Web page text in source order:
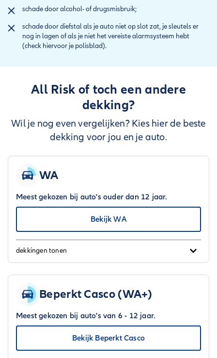
schade door alcohol- of drugsmisbruik;
schade door diefstal als je auto niet op slot zat, je sleutels er
nog in lagen of als je niet het vereiste alarmsysteem hebt
(check hiervoor je polisblad).
All Risk of toch een andere
dekking?
Wil je nog even vergelijken? Kies hier de beste
dekking voor jou en je auto.
WA
Meest gekozen bij auto's ouder dan 12 jaar.
Bekijk WA
dekkingen tonen
Beperkt Casco (WA+)
Meest gekozen bij auto's van 6 - 12 jaar.
Bekijk Beperkt Casco